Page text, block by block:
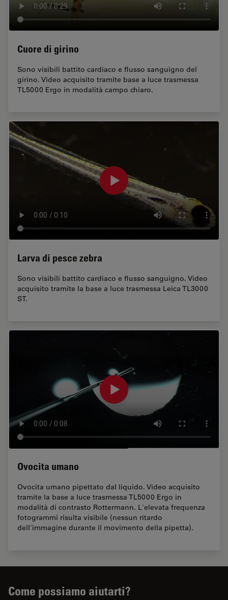
Cuore di girino
Sono visibili battito cardiaco e flusso sanguigno del
girino. Video acquisito tramite base a luce trasmessa
TL5000 Ergo in modalità campo chiaro.
Larva di pesce zebra
Sono visibili battito cardiaco e flusso sanguigno. Video
acquisito tramite la base a luce trasmessa Leica TL3000
ST.
Ovocita umano
Ovocita umano pipettato dal liquido. Video acquisito
tramite la base a luce trasmessa TL5000 Ergo in
modalità di contrasto Rottermann. L'elevata frequenza
fotogrammi risulta visibile (nessun ritardo
dell'immagine durante il movimento della pipetta).
Come possiamo aiutarti?